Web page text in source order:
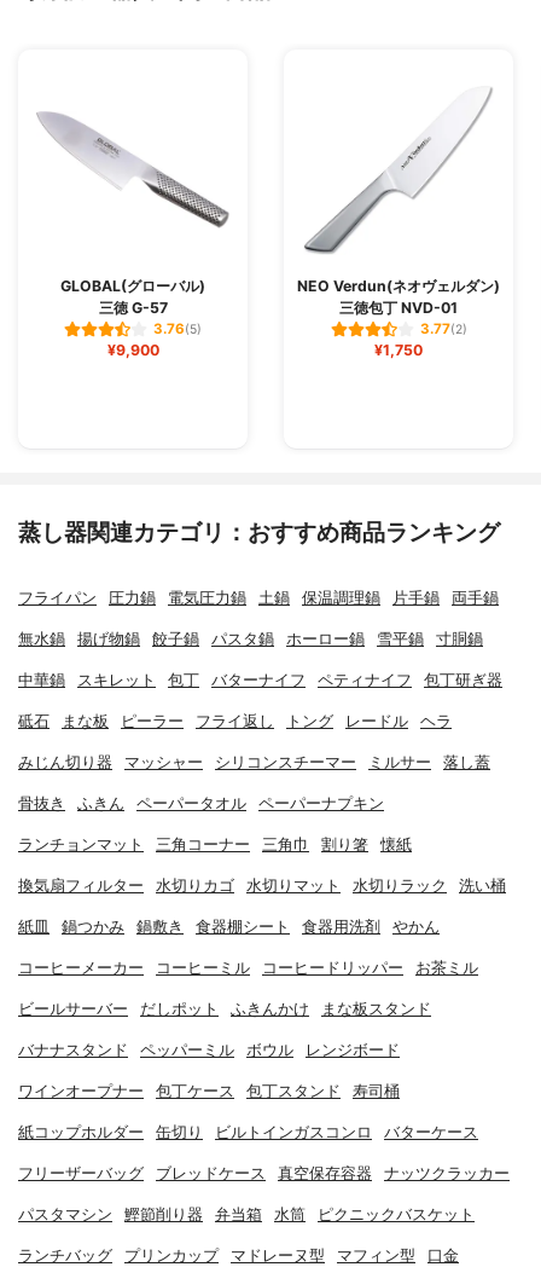
GLOBAL(グローバル)
三徳 G-57
3.76(5)
¥9,900
NEO Verdun(ネオヴェルダン)
三徳包丁 NVD-01
3.77(2)
¥1,750
蒸し器関連カテゴリ：おすすめ商品ランキング
フライパン 圧力鍋 電気圧力鍋 土鍋 保温調理鍋 片手鍋 両手鍋
無水鍋 揚げ物鍋 餃子鍋 パスタ鍋 ホーロー鍋 雪平鍋 寸胴鍋
中華鍋 スキレット 包丁 バターナイフ ペティナイフ 包丁研ぎ器
砥石 まな板 ピーラー フライ返し トング レードル ヘラ
みじん切り器 マッシャー シリコンスチーマー ミルサー 落し蓋
骨抜き ふきん ペーパータオル ペーパーナプキン
ランチョンマット 三角コーナー 三角巾 割り箸 懐紙
換気扇フィルター 水切りカゴ 水切りマット 水切りラック 洗い桶
紙皿 鍋つかみ 鍋敷き 食器棚シート 食器用洗剤 やかん
コーヒーメーカー コーヒーミル コーヒードリッパー お茶ミル
ビールサーバー だしポット ふきんかけ まな板スタンド
バナナスタンド ペッパーミル ボウル レンジボード
ワインオープナー 包丁ケース 包丁スタンド 寿司桶
紙コップホルダー 缶切り ビルトインガスコンロ バターケース
フリーザーバッグ ブレッドケース 真空保存容器 ナッツクラッカー
パスタマシン 鰹節削り器 弁当箱 水筒 ピクニックバスケット
ランチバッグ プリンカップ マドレーヌ型 マフィン型 口金